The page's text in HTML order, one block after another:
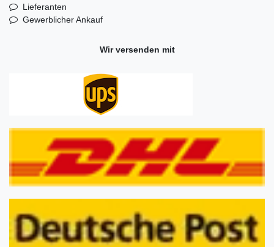
Lieferanten
Gewerblicher Ankauf
Wir versenden mit